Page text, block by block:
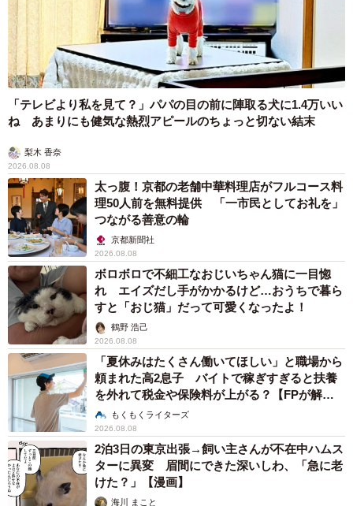
「テレビより私を見て？」パパの目の前に陣取る犬に1.4万いい
ね あまりにも健気な熱烈アピールのちょっと切ない結末
梨木 香奈
2026.08.08
太っ腹！京都の老舗中華料理店がフルコース料
理50人前を無料提供 「一市民としてお礼を」
つながる善意の輪
京都新聞社
2026.08.08
ボロボロで不細工なおじいちゃん猫に一目惚
れ エイズだし手がかかるけど…おうちで暮ら
すと「おじ猫」だって可愛くなったよ！
鶴野 浩己
2026.08.08
「夏休みはたくさん働いてほしい」と職場から
頼まれた高2息子 バイトで稼ぎすぎると扶養
を外れて税金や保険料が上がる？【FPが解
説】もくもくライターズ
2026.08.08
2泊3日の東京出張→飼い主さんが不在中ハムス
ターに異変 眉間にできた深いしわ、「急に老
けた？」【漫画】
海川 まこと